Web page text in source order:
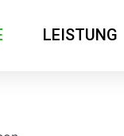
LEISTUNG